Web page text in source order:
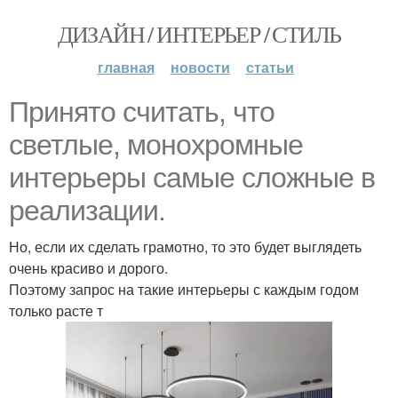
ДИЗАЙН / ИНТЕРЬЕР / СТИЛЬ
главная новости статьи
Принято считать, что
светлые, монохромные
интерьеры самые сложные в
реализации.
Но, если их сделать грамотно, то это будет выглядеть
очень красиво и дорого.
Поэтому запрос на такие интерьеры с каждым годом
только расте т